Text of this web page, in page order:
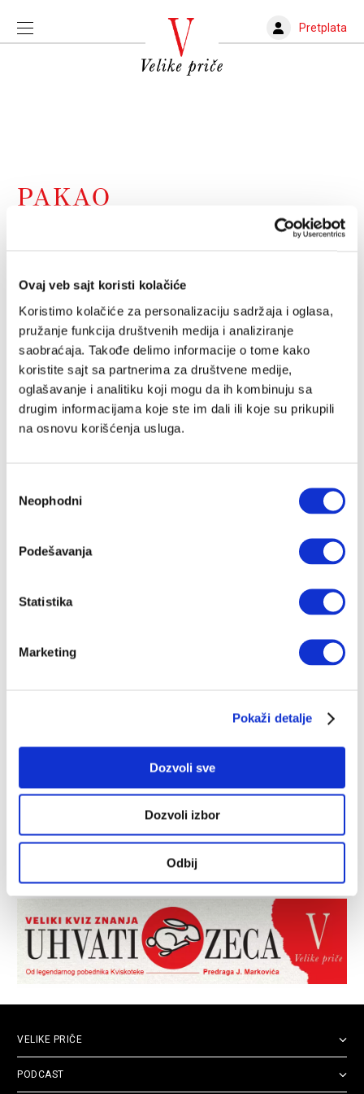
Ovaj veb sajt koristi kolačiće
Koristimo kolačiće za personalizaciju sadržaja i oglasa,
pružanje funkcija društvenih medija i analiziranje
saobraćaja. Takođe delimo informacije o tome kako
koristite sajt sa partnerima za društvene medije,
oglašavanje i analitiku koji mogu da ih kombinuju sa
drugim informacijama koje ste im dali ili koje su prikupili
na osnovu korišćenja usluga.
сагласности
Neophodni
Podešavanja
Statistika
Marketing
Pokaži detalje
Dozvoli sve
Dozvoli izbor
Odbij
Pretplata
PAKAO
nikoga
VELIKE PRIČE
PODCAST